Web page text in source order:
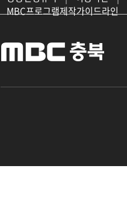
MBC프로그램제작가이드라인